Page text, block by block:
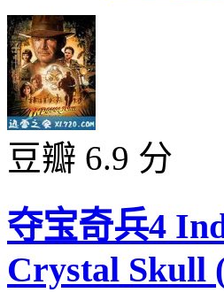
豆瓣 6.9 分
夺宝奇兵4
Crystal Skull